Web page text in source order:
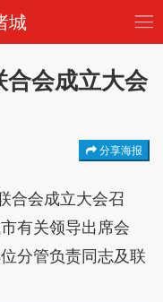
城
会成立大会
分享海报
合会成立大会召
有关领导出席会
分管负责同志及联